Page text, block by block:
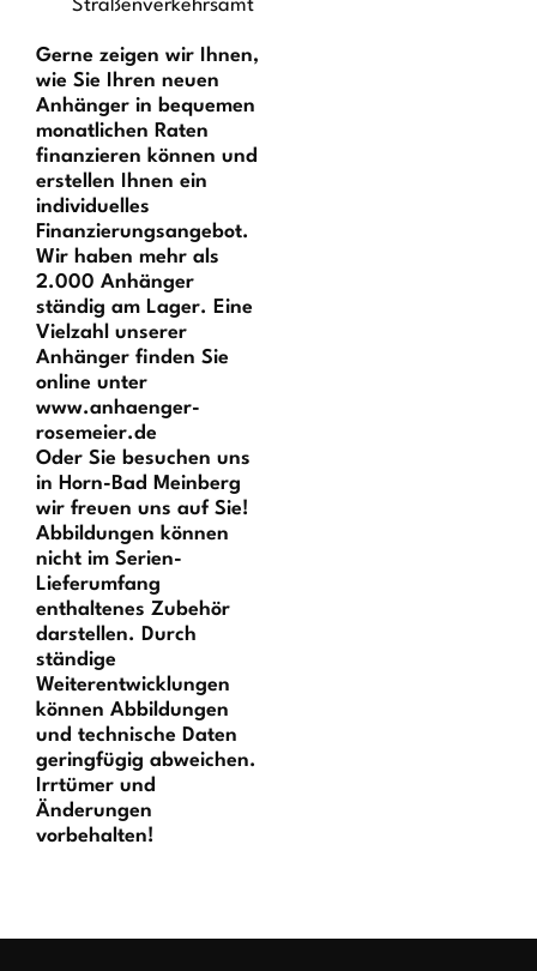
Straßenverkehrsamt
Gerne zeigen wir Ihnen,
wie Sie Ihren neuen
Anhänger in bequemen
monatlichen Raten
finanzieren können und
erstellen Ihnen ein
individuelles
Finanzierungsangebot.
Wir haben mehr als
2.000 Anhänger
ständig am Lager. Eine
Vielzahl unserer
Anhänger finden Sie
online unter
www.anhaenger-
rosemeier.de
Oder Sie besuchen uns
in Horn-Bad Meinberg 
wir freuen uns auf Sie!
Abbildungen können
nicht im Serien-
Lieferumfang
enthaltenes Zubehör
darstellen. Durch
ständige
Weiterentwicklungen
können Abbildungen
und technische Daten
geringfügig abweichen.
Irrtümer und
Änderungen
vorbehalten!